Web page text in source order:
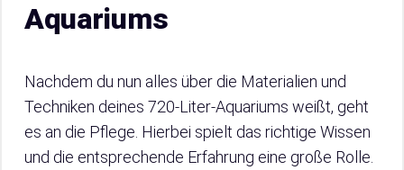
Aquariums
Nachdem du nun alles über die Materialien und
Techniken deines 720-Liter-Aquariums weißt, geht
es an die Pflege. Hierbei spielt das richtige Wissen
und die entsprechende Erfahrung eine große Rolle.